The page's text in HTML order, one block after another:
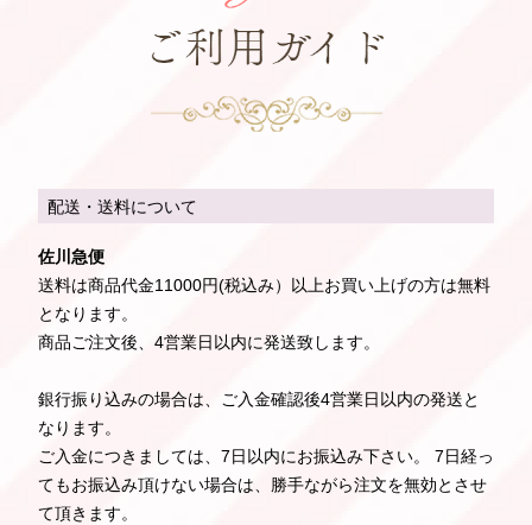
配送・送料について
佐川急便
送料は商品代金11000円(税込み）以上お買い上げの方は無料
となります。
商品ご注文後、4営業日以内に発送致します。
銀行振り込みの場合は、ご入金確認後4営業日以内の発送と
なります。
ご入金につきましては、7日以内にお振込み下さい。 7日経っ
てもお振込み頂けない場合は、勝手ながら注文を無効とさせ
て頂きます。